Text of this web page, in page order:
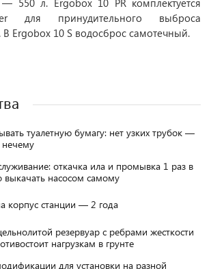
550 л. Ergobox 10 PR комплектуется
для принудительного выброса
Ergobox 10 S водосброс самотечный.
туалетную бумагу: нет узких трубок —
нечему
откачка ила и промывка 1 раз в
выкачать насосом самому
корпус станции — 2 года
резервуар с ребрами жесткости
нагрузкам в грунте
для установки на разной